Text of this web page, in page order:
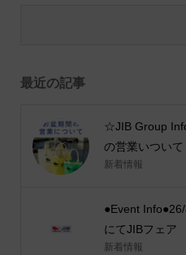
最近の記事
☆JIB Group
の営業いついて
新着情報
●Event
にてJIBフェア
新着情報